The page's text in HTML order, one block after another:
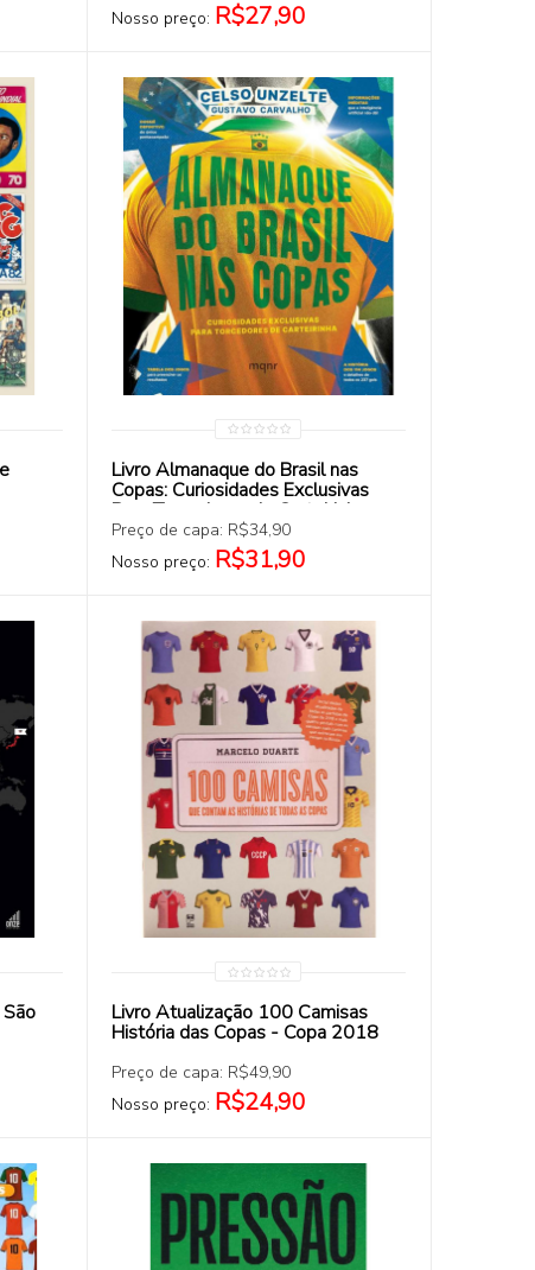
Nosso preço: R$27,90
Livro Almanaque do Brasil nas
Copas: Curiosidades Exclusivas
Para Torcedores de Carteirinha
Preço de capa: R$34,90
Nosso preço: R$31,90
COMPRAR
Livro Atualização 100 Camisas
História das Copas - Copa 2018
Preço de capa: R$49,90
Nosso preço: R$24,90
COMPRAR